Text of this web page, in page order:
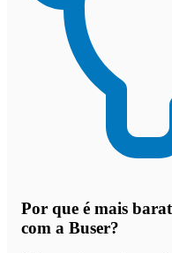
Por que é mais
com a Buser?